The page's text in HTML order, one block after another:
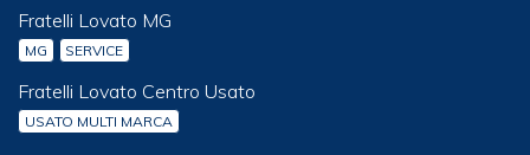
Fratelli Lovato MG
MG SERVICE
Fratelli Lovato Centro Usato
USATO MULTI MARCA